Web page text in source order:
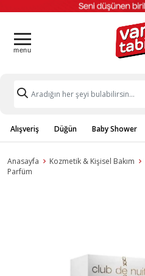
Alışveriş Düğün Baby Shower
Anasayfa Kozmetik & Kişisel Bakım
Parfüm